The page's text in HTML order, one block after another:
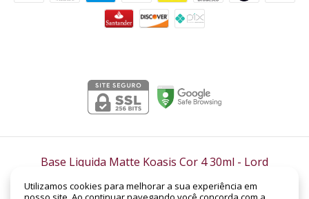
Utilizamos cookies para melhorar a sua experiência em
Base Liquida Matte Koasis Cor 4 30ml - Lord
©2026. LORD PERFUMARIA - CNPJ: 14.158.962/0001-88 | SHC Sul Quadra 305 -